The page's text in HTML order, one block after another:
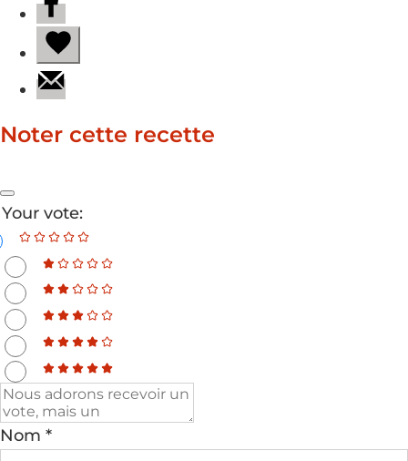
Noter cette recette
Your vote:
Nom *